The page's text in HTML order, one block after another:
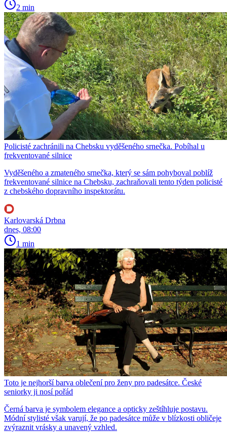
2 min
Policisté zachránili na Chebsku vyděšeného srnečka. Pobíhal u
frekventované silnice
Vyděšeného a zmateného srnečka, který se sám pohyboval poblíž
frekventované silnice na Chebsku, zachraňovali tento týden policisté
z chebského dopravního inspektorátu.
Karlovarská Drbna
dnes, 08:00
1 min
Toto je nejhorší barva oblečení pro ženy pro padesátce. České
seniorky ji nosí pořád
Černá barva je symbolem elegance a opticky zeštíhluje postavu.
Módní stylisté však varují, že po padesátce může v blízkosti obličeje
zvýraznit vrásky a unavený vzhled.